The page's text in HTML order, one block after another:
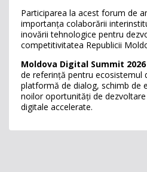
Participarea la acest forum de
importanța colaborării
inovării tehnologice pentru
competitivitatea Republicii
Moldova Digital Summit 2026
de referință pentru ecosistemul
platformă de dialog, schimb de
noilor oportunități de
digitale accelerate.